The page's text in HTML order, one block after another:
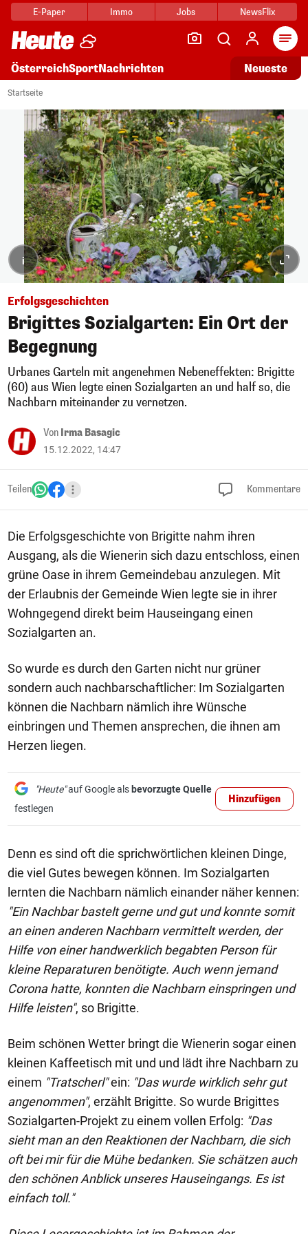
E-Paper Immo Jobs NewsFlix
ÖsterreichSportNachrichten Neueste
Startseite
i
Erfolgsgeschichten
Brigittes Sozialgarten: Ein Ort der
Begegnung
Urbanes Garteln mit angenehmen Nebeneffekten: Brigitte
(60) aus Wien legte einen Sozialgarten an und half so, die
Nachbarn miteinander zu vernetzen.
Von Irma Basagic
15.12.2022, 14:47
Teilen Kommentare
Die Erfolgsgeschichte von Brigitte nahm ihren
Ausgang, als die Wienerin sich dazu entschloss, einen
grüne Oase in ihrem Gemeindebau anzulegen. Mit
der Erlaubnis der Gemeinde Wien legte sie in ihrer
Wohngegend direkt beim Hauseingang einen
Sozialgarten an.
So wurde es durch den Garten nicht nur grüner
sondern auch nachbarschaftlicher: Im Sozialgarten
können die Nachbarn nämlich ihre Wünsche
einbringen und Themen ansprechen, die ihnen am
Herzen liegen.
"Heute"auf Google als bevorzugte Quelle
festlegen
Hinzufügen
Denn es sind oft die sprichwörtlichen kleinen Dinge,
die viel Gutes bewegen können. Im Sozialgarten
lernten die Nachbarn nämlich einander näher kennen:
"Ein Nachbar bastelt gerne und gut und konnte somit
an einen anderen Nachbarn vermittelt werden, der
Hilfe von einer handwerklich begabten Person für
kleine Reparaturen benötigte. Auch wenn jemand
Corona hatte, konnten die Nachbarn einspringen und
Hilfe leisten", so Brigitte.
Beim schönen Wetter bringt die Wienerin sogar einen
kleinen Kaffeetisch mit und und lädt ihre Nachbarn zu
einem "Tratscherl"ein: "Das wurde wirklich sehr gut
angenommen", erzählt Brigitte. So wurde Brigittes
Sozialgarten-Projekt zu einem vollen Erfolg: "Das
sieht man an den Reaktionen der Nachbarn, die sich
oft bei mir für die Mühe bedanken. Sie schätzen auch
den schönen Anblick unseres Hauseingangs. Es ist
einfach toll."